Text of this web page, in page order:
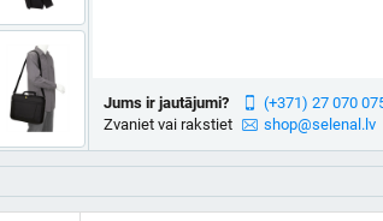
Jums ir jautājumi?
Zvaniet vai rakstiet
(+371) 27 070
shop@selenal.lv